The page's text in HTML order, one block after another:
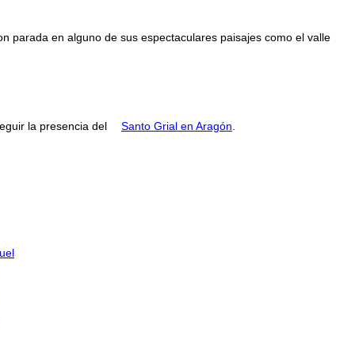
parada en alguno de sus espectaculares paisajes como el valle
la presencia del Santo Grial en Aragón.